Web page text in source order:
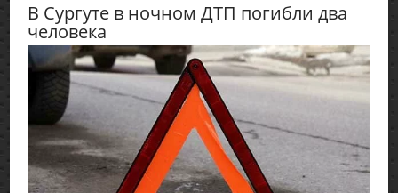
В Сургуте в ночном ДТП погибли два
человека